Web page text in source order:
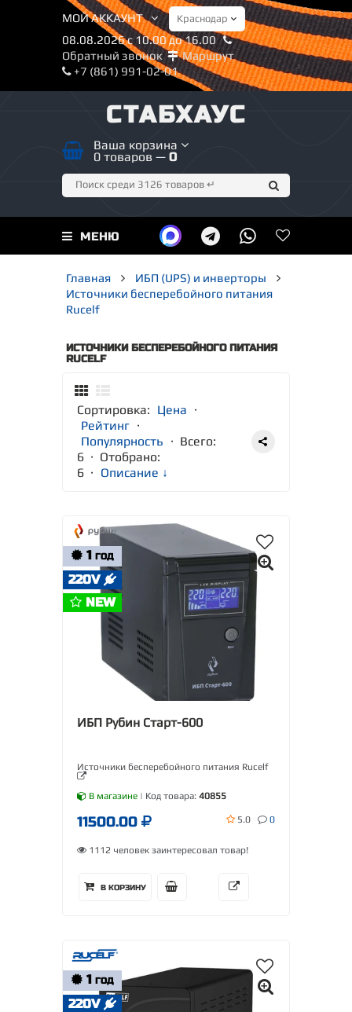
МОЙ АККАУНТ
08.08.2026 с 10.00 до 16.00
Обратный звонок
Маршрут
+7 (861) 991-02-01
СТАБХАУС
Ваша корзина
0 товаров — 0
МЕНЮ
Главная
ИБП (UPS) и инверторы
Источники бесперебойного питания
Rucelf
ИСТОЧНИКИ БЕСПЕРЕБОЙНОГО ПИТАНИЯ
RUCELF
Сортировка: Цена ·
Рейтинг ·
Популярность · Всего:
6 · Отобрано:
6 · Описание ↓
1 ГОД
220V
NEW
ИБП Рубин Старт-600
Источники бесперебойного питания Rucelf
В магазине | Код товара: 40855
11500.00 5.0 0
1112 человек заинтересовал товар!
В КОРЗИНУ
1 ГОД
220V